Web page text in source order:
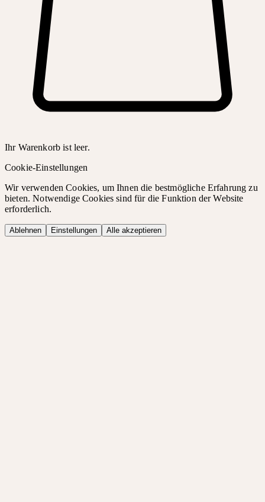
Ihr Warenkorb ist leer.
Cookie-Einstellungen
Wir verwenden Cookies, um Ihnen die bestmögliche Erfahrung zu
bieten. Notwendige Cookies sind für die Funktion der Website
erforderlich.
Ablehnen Einstellungen Alle akzeptieren